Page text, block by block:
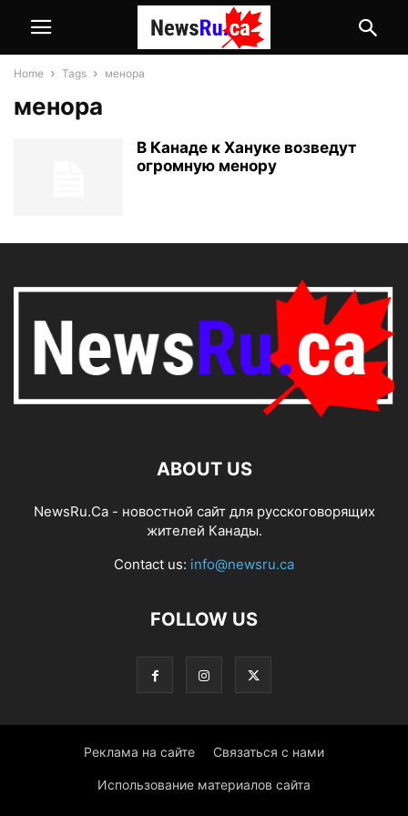
Home Tags менора
менора
В Канаде к Хануке возведут
огромную менору
ABOUT US
NewsRu.Ca - новостной сайт для русскоговорящих
жителей Канады.
Contact us: info@newsru.ca
FOLLOW US
Реклама на сайте Связаться с нами
Использование материалов сайта